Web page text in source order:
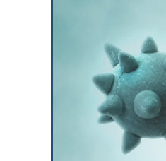
断熱／気
換気システ
太陽光発電
災害（地震/
エアコン